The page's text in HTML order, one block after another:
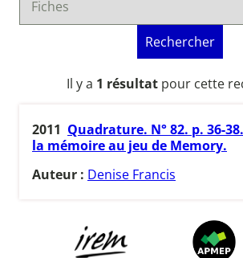
Rechercher
Il y a 1 résultat pour cette
2011 Quadrature. N° 82. p. 36-
la mémoire au jeu de Memory.
Auteur : Denise Francis